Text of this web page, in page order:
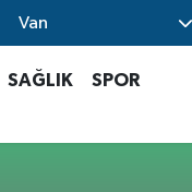
Van
SAĞLIK
SPOR